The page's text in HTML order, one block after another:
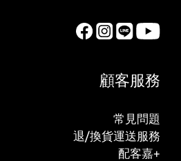
顧客服務
常見問題
退/換貨運送服務
配客嘉+